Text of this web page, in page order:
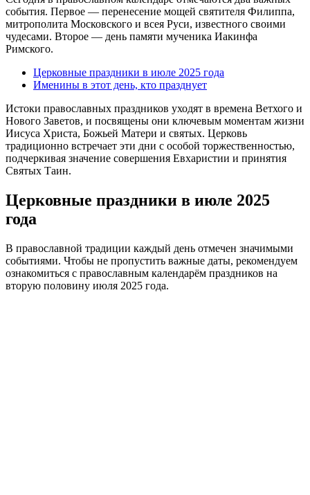
события. Первое — перенесение мощей святителя Филиппа,
митрополита Московского и всея Руси, известного своими
чудесами. Второе — день памяти мученика Иакинфа
Римского.
Церковные праздники в июле 2025 года
Именины в этот день, кто празднует
Истоки православных праздников уходят в времена Ветхого и
Нового Заветов, и посвящены они ключевым моментам жизни
Иисуса Христа, Божьей Матери и святых. Церковь
традиционно встречает эти дни с особой торжественностью,
подчеркивая значение совершения Евхаристии и принятия
Святых Таин.
Церковные праздники в июле 2025
года
В православной традиции каждый день отмечен значимыми
событиями. Чтобы не пропустить важные даты, рекомендуем
ознакомиться с православным календарём праздников на
вторую половину июля 2025 года.